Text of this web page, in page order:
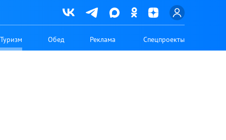
Туризм Обед Реклама Спецпроекты